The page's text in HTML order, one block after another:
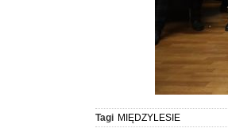
Tagi MIĘDZYLESIE